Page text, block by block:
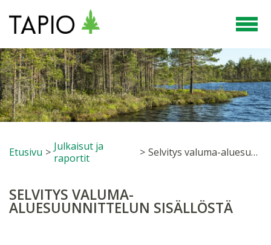
Etusivu > Julkaisut ja
raportit
> Selvitys valuma-aluesuunnittelun sisällöstä
SELVITYS VALUMA-
ALUESUUNNITTELUN SISÄLLÖSTÄ